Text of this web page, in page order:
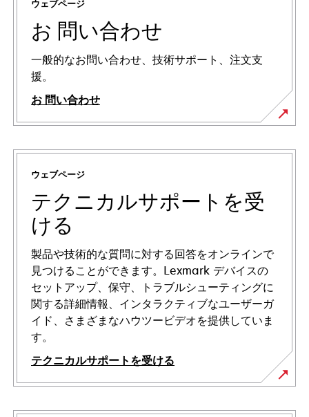
ウェブページ
お 問い合わせ
一般的なお問い合わせ、技術サポート、注文支
援。
お 問い合わせ
ウェブページ
テクニカルサポートを受
ける
製品や技術的な質問に対する回答をオンラインで
見つけることができます。Lexmark デバイスの
セットアップ、保守、トラブルシューティングに
関する詳細情報、インタラクティブなユーザーガ
イド、さまざまなハウツービデオを提供していま
す。
テクニカルサポートを受ける
新
し